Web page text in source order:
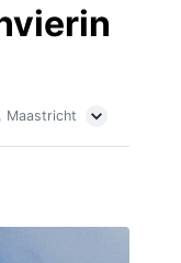
Maastricht